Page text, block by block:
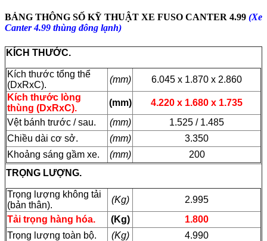
BẢNG THÔNG SỐ KỸ THUẬT XE FUSO CANTER 4.99 (Xe
Canter 4.99 thùng đông lạnh)
KÍCH THƯỚC.
Kích thước tổng thể
(DxRxC).
(mm)
6.045 x 1.870 x 2.860
Kích thước lòng
thùng (DxRxC).
(mm)
4.220 x 1.680 x 1.735
Vệt bánh trước / sau.
(mm)
1.525 / 1.485
Chiều dài cơ sở.
(mm)
3.350
Khoảng sáng gầm xe.
(mm)
200
TRỌNG LƯỢNG.
Trọng lượng không tải
(bản thân).
(Kg)
2.995
Tải trọng hàng hóa.
(Kg)
1.800
Trọng lượng toàn bộ.
(Kg)
4.990